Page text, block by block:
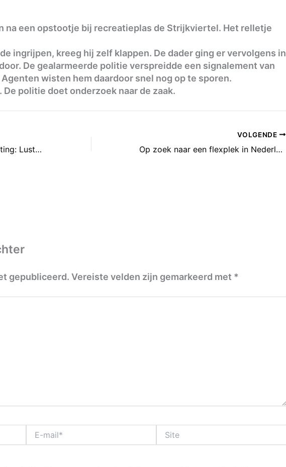
na een opstootje bij recreatieplas de Strijkviertel. Het relletje
ingrijpen, kreeg hij zelf klappen. De dader ging er vervolgens in
De gealarmeerde politie verspreidde een signalement van
wisten hem daardoor snel nog op te sporen.
De politie doet onderzoek naar de zaak.
Vriendschappelijke ontmoeting: Lustrum jeu de boules
VOLGENDE
Op zoek naar een flexplek in Nederland? Zie hier de kaart
gepubliceerd. Vereiste velden zijn gemarkeerd met *
mail*